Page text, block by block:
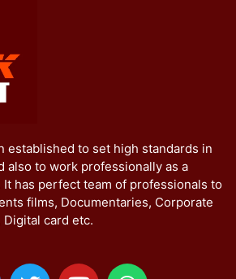
established to set high standards in
also to work professionally as a
has perfect team of professionals to
films, Documentaries, Corporate
card etc.